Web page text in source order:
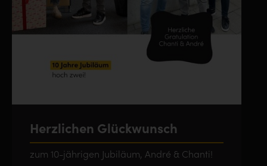
Herzlichen Glückwunsch
zum 10-jährigen Jubiläum, André & Chanti!